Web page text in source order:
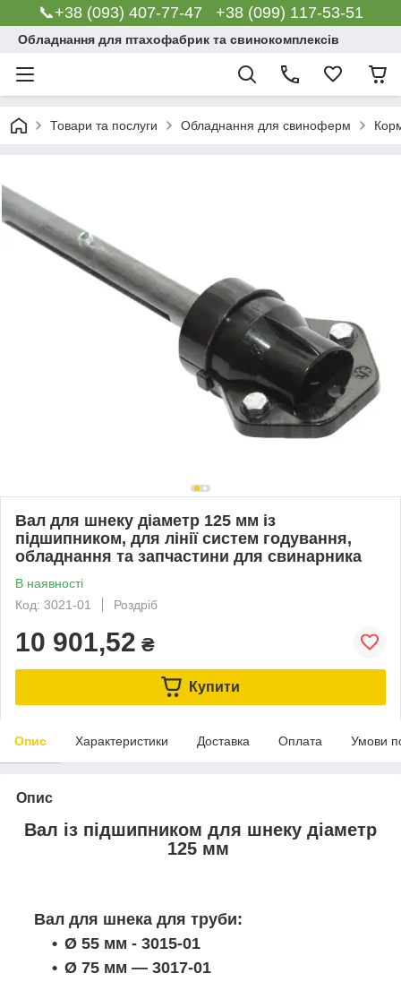
📞+38 (093) 407-77-47 +38 (099) 117-53-51
Обладнання для птахофабрик та свинокомплексів
Товари та послуги Обладнання для свиноферм
Вал для шнеку діаметр 125 мм із
підшипником, для лінії систем годування,
обладнання та запчастини для свинарника
В наявності
Код: 3021-01
Роздріб
10 901,52 ₴
Купити
Опис Характеристики Доставка Оплата Умови
Опис
Вал із підшипником для шнеку діаметр
125 мм
Вал для шнека для труби:
Ø 55 мм - 3015-01
Ø 75 мм — 3017-01